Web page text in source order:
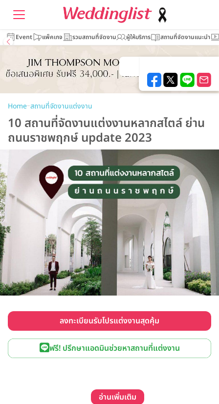
Event แพ็คเกจ รวมสถานที่จัดงาน ผู้ให้บริการ สถานที่จัดงานแนะนำ
Home–สถานที่จัดงานแต่งงาน
10 สถานที่จัดงานแต่งงานหลากสไตล์ ย่าน
ถนนราชพฤกษ์ update 2023
ลงทะเบียนรับโปรแต่งงานสุดคุ้ม
ฟรี! ปรึกษาแอดมินช่วยหาสถานที่แต่งงาน
อ่านเพิ่มเติม